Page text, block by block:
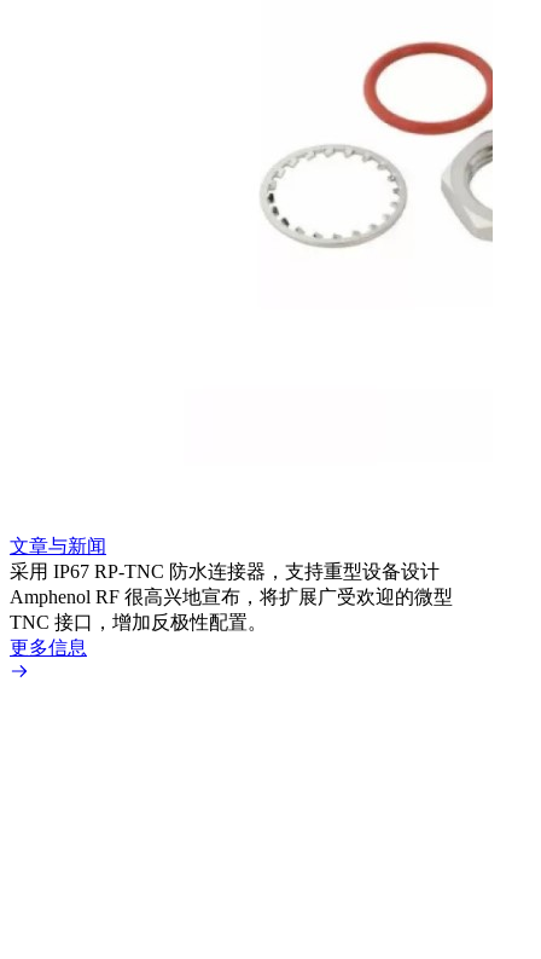
文章与新闻
采用 IP67 RP-TNC 防水连接器，支持重型设备设计
Amphenol RF 很高兴地宣布，将扩展广受欢迎的微型
TNC 接口，增加反极性配置。
更多信息